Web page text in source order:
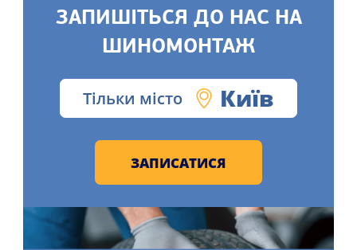
ЗАПИШІТЬСЯ ДО НАС НА
ШИНОМОНТАЖ
Тільки місто Київ
ЗАПИСАТИСЯ